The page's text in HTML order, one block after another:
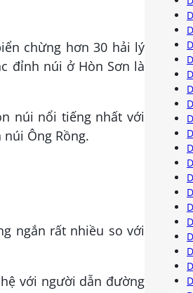
chừng hơn 30 hải lý
đỉnh núi ở Hòn Sơn là
núi nổi tiếng nhất với
Ông Rồng.
ngắn rất nhiều so với
với người dẫn đường